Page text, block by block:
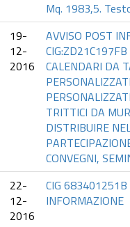
Mq. 1983,5.
19-
12-
2016
AVVISO POST
CALENDARI DA
TRITTICI DA
DISTRIBUIRE
CONVEGNI,
22-
12-
2016
CIG
INFORMAZIONE